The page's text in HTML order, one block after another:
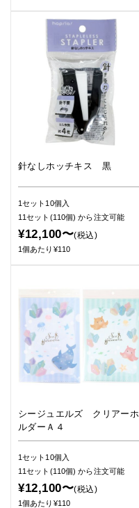
針なしホッチキス 黒
1セット10個入
11セット(110個)から注文可能
¥12,100〜(税込)
1個あたり¥110
シージュエルズ クリアーホ
ルダーＡ４
1セット10個入
11セット(110個)から注文可能
¥12,100〜(税込)
1個あたり¥110